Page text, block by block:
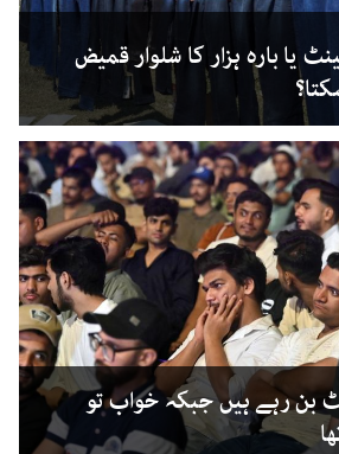
یا بارہ ہزار کا شلوار قمیض
بن رہے ہیں جبکہ خواب تو